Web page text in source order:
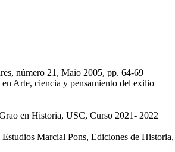
número 21, Maio 2005, pp. 64-69
Arte, ciencia y pensamiento del exilio
en Historia, USC, Curso 2021- 2022
Marcial Pons, Ediciones de Historia,